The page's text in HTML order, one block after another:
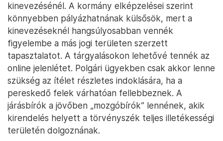
kinevezésénél. A kormány elképzelései szerint
könnyebben pályázhatnának külsősök, mert a
kinevezéseknél hangsúlyosabban vennék
figyelembe a más jogi területen szerzett
tapasztalatot. A tárgyalásokon lehetővé tennék az
online jelenlétet. Polgári ügyekben csak akkor lenne
szükség az ítélet részletes indoklására, ha a
pereskedő felek várhatóan fellebbeznek. A
járásbírók a jövőben „mozgóbírók” lennének, akik
kirendelés helyett a törvényszék teljes illetékességi
területén dolgoznának.